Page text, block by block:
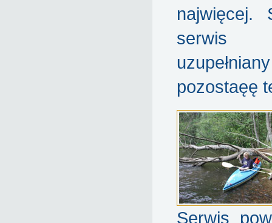
najwięcej.
serwis
pozostaęę
Serwis